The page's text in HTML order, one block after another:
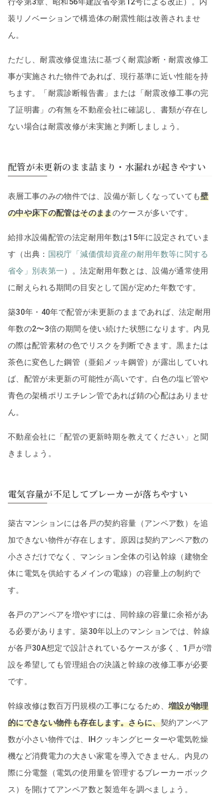
装リノベーションで構造体の耐震性能は改善されませ
ん。
ただし、耐震改修促進法に基づく耐震診断・耐震改修工
事が実施された物件であれば、現行基準に近い性能を持
ちます。「耐震診断報告書」または「耐震改修工事の完
了証明書」の有無を不動産会社に確認し、書類が存在し
ない場合は耐震改修が未実施と判断しましょう。
配管が未更新のまま詰まり・水漏れが起きやすい
表層工事のみの物件では、設備が新しくなっていても壁
の中や床下の配管はそのままのケースが多いです。
給排水設備配管の法定耐用年数は15年に設定されていま
す（出典： 国税庁「減価償却資産の耐用年数等に関する
省令」別表第一）。法定耐用年数とは、設備が通常使用
に耐えられる期間の目安として国が定めた年数です。
築30年・40年で配管が未更新のままであれば、法定耐用
年数の2〜3倍の期間を使い続けた状態になります。内見
の際は配管素材の色でリスクを判断できます。黒または
茶色に変色した鋼管（亜鉛メッキ鋼管）が露出していれ
ば、配管が未更新の可能性が高いです。白色の塩ビ管や
青色の架橋ポリエチレン管であれば錆の心配はありませ
ん。
不動産会社に「配管の更新時期を教えてください」と聞
きましょう。
電気容量が不足してブレーカーが落ちやすい
築古マンションには各戸の契約容量（アンペア数）を追
加できない物件が存在します。原因は契約アンペア数の
小ささだけでなく、マンション全体の引込幹線（建物全
体に電気を供給するメインの電線）の容量上の制約で
す。
各戸のアンペアを増やすには、同幹線の容量に余裕があ
る必要があります。築30年以上のマンションでは、幹線
が各戸30A想定で設計されているケースが多く、1戸が増
設を希望しても管理組合の決議と幹線の改修工事が必要
です。
幹線改修は数百万円規模の工事になるため、 増設が物理
的にできない物件も存在します。さらに、契約アンペア
数が小さい物件では、IHクッキングヒーターや電気乾燥
機など消費電力の大きい家電を導入できません。内見の
際に分電盤（電気の使用量を管理するブレーカーボック
ス）を開けてアンペア数と製造年を調べましょう。